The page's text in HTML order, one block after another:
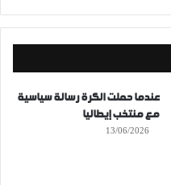
عندما حملت الكرة رسالة سياسية
مع منتخب إيطاليا
13/06/2026